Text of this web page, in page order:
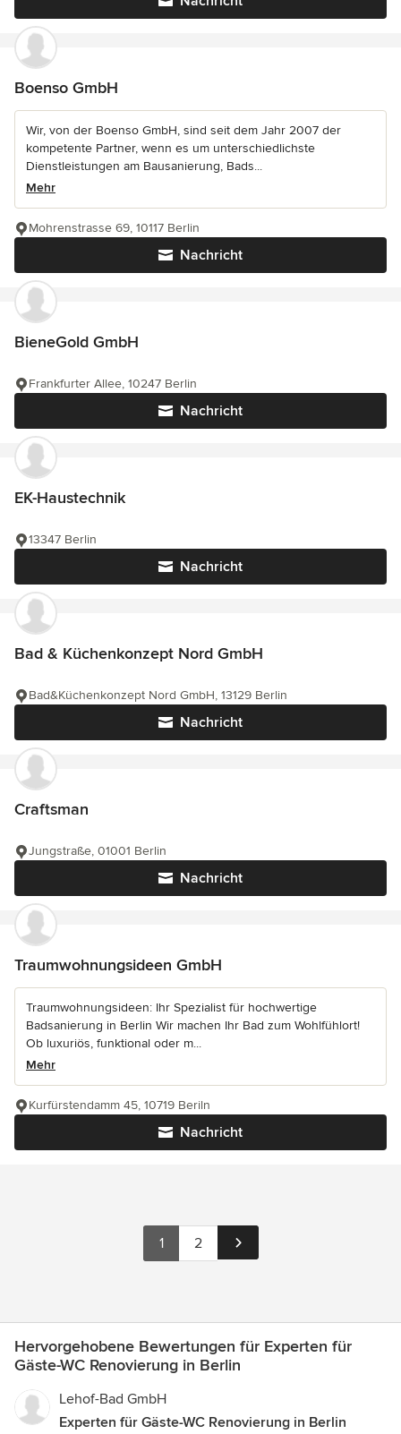
Boenso GmbH
Wir, von der Boenso GmbH, sind seit dem Jahr 2007 der
kompetente Partner, wenn es um unterschiedlichste
Dienstleistungen am Bausanierung, Bads...
Mehr
Nachricht
Mohrenstrasse 69, 10117 Berlin
BieneGold GmbH
Nachricht
Frankfurter Allee, 10247 Berlin
EK-Haustechnik
Nachricht
13347 Berlin
Bad & Küchenkonzept Nord GmbH
Nachricht
Bad&Küchenkonzept Nord GmbH, 13129 Berlin
Craftsman
Nachricht
Jungstraße, 01001 Berlin
Traumwohnungsideen GmbH
Traumwohnungsideen: Ihr Spezialist für hochwertige
Badsanierung in Berlin Wir machen Ihr Bad zum Wohlfühlort!
Ob luxuriös, funktional oder m...
Mehr
Nachricht
Kurfürstendamm 45, 10719 Beriln
1 2
Hervorgehobene Bewertungen für Experten für
Gäste-WC Renovierung in Berlin
Lehof-Bad GmbH
Experten für Gäste-WC Renovierung in Berlin